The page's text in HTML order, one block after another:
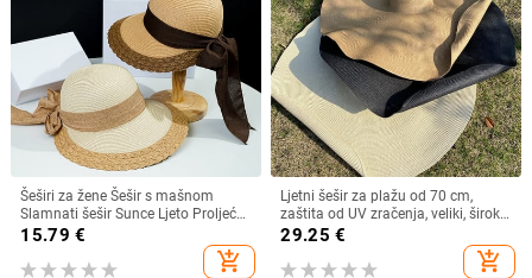
Šeširi za žene Šešir s mašnom
Slamnati šešir Sunce Ljeto Proljeće
Veliki obodi Plaža Na otvorenom
Ženski ljetni šešir Sombreros De
Mujer
15.79 €
add_shopping_cart
Ljetni šešir za plažu od 70 cm,
zaštita od UV zračenja, veliki, široki
obodi, 35 cm, sklopivi slamnati
šeširi, velike sklopive kape za
zaštitu od sunca
29.25 €
add_shopping_cart